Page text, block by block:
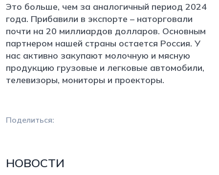
Это больше, чем за аналогичный период 2024
года. Прибавили в экспорте – наторговали
почти на 20 миллиардов долларов. Основным
партнером нашей страны остается Россия. У
нас активно закупают молочную и мясную
продукцию грузовые и легковые автомобили,
телевизоры, мониторы и проекторы.
Поделиться:
НОВОСТИ